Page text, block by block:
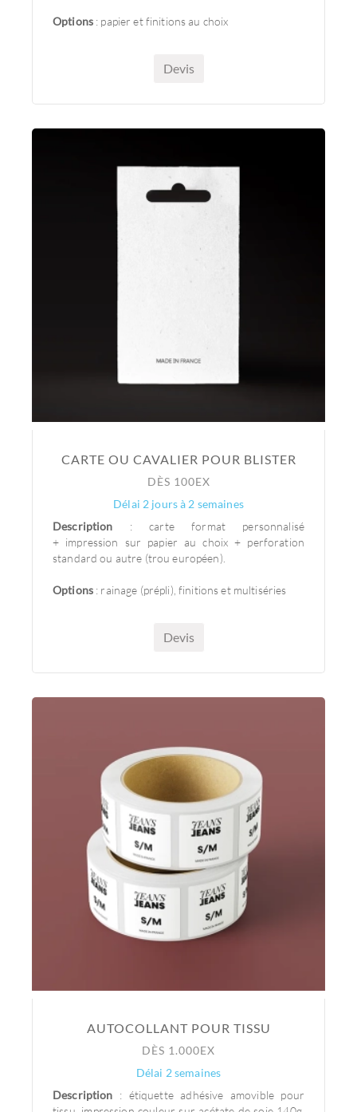
Options : papier et finitions au choix
Devis
CARTE OU CAVALIER POUR BLISTER
DÈS 100EX
Délai 2 jours à 2 semaines
Description : carte format personnalisé
+ impression sur papier au choix + perforation
standard ou autre (trou européen).
Options : rainage (prépli), finitions et multiséries
Devis
AUTOCOLLANT POUR TISSU
DÈS 1.000EX
Délai 2 semaines
Description : étiquette adhésive amovible pour